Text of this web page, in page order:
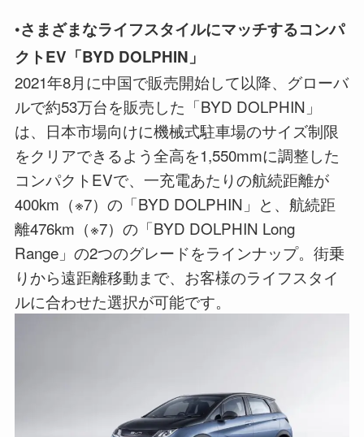
•さまざまなライフスタイルにマッチするコンパ
クトEV「BYD DOLPHIN」
2021年8月に中国で販売開始して以降、グローバ
ルで約53万台を販売した「BYD DOLPHIN」
は、日本市場向けに機械式駐車場のサイズ制限
をクリアできるよう全高を1,550mmに調整した
コンパクトEVで、一充電あたりの航続距離が
400km（※7）の「BYD DOLPHIN」と、航続距
離476km（※7）の「BYD DOLPHIN Long
Range」の2つのグレードをラインナップ。街乗
りから遠距離移動まで、お客様のライフスタイ
ルに合わせた選択が可能です。